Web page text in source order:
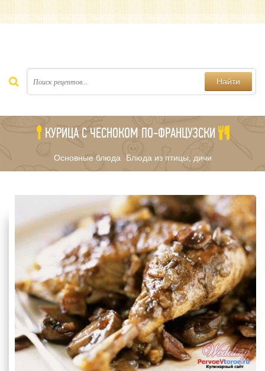
Найти
КУРИЦА С ЧЕСНОКОМ ПО-ФРАНЦУЗСКИ
Основные блюда/ Блюда из птицы, дичи